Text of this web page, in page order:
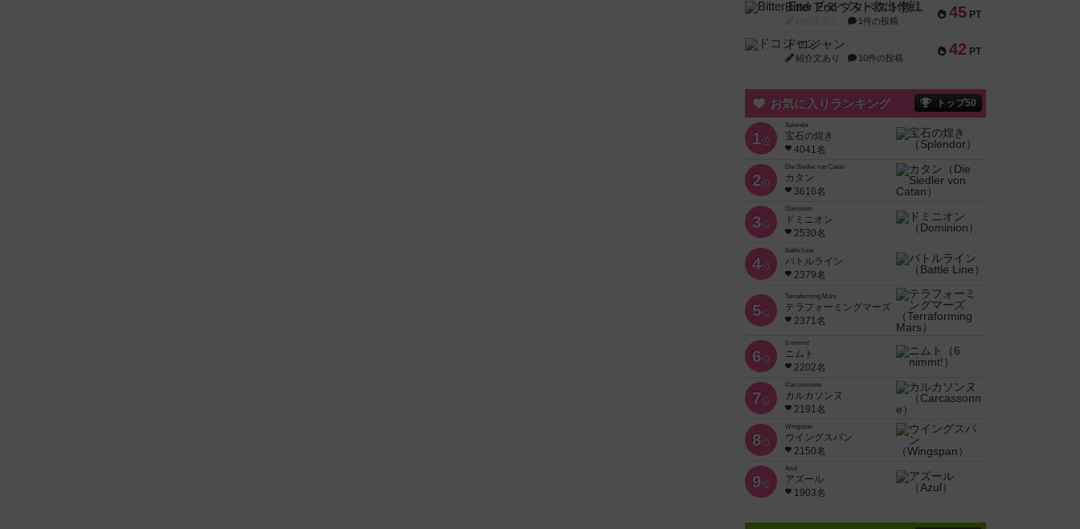
45 PT
Bitter End ブタペスト救出作戦
1件の投稿
42 PT
ドコジャン
紹介文あり 10件の投稿
お気に入りランキング トップ50
1位
Splendor
宝石の煌き
4041名
2位
Die Siedler von Catan
カタン
3616名
3位
Dominion
ドミニオン
2530名
4位
Battle Line
バトルライン
2379名
5位
Terraforming Mars
テラフォーミングマーズ
2371名
6位
6 nimmt!
ニムト
2202名
7位
Carcassonne
カルカソンヌ
2191名
8位
Wingspan
ウイングスパン
2150名
9位
Azul
アズール
1903名